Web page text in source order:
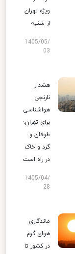
ویژه تهران
از شنبه
1405/05/
03
هشدار
نارنجی
هواشناسی
برای تهران؛
طوفان و
گرد و خاک
در راه است
1405/04/
28
ماندگاری
هوای گرم
در کشور تا